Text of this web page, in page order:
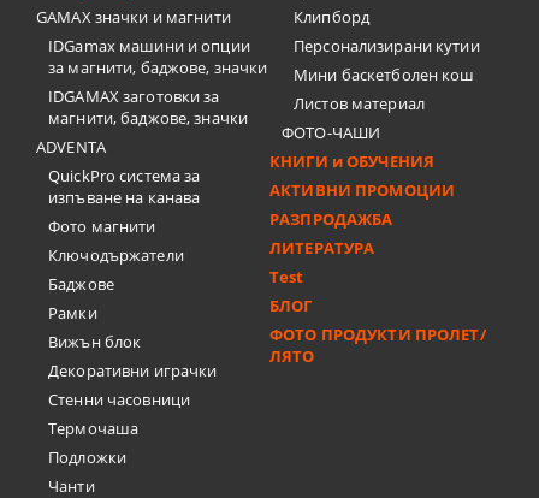
GAMAX значки и магнити
IDGamax машини и опции
за магнити, баджове, значки
IDGAMAX заготовки за
магнити, баджове, значки
ADVENTA
QuickPro система за
изпъване на канава
Фото магнити
Ключодържатели
Баджове
Рамки
Вижън блок
Декоративни играчки
Стенни часовници
Термочашa
Подложки
Чанти
Клипборд
Персонализирани кутии
Мини баскетболен кош
Листов материал
ФОТО-ЧАШИ
КНИГИ и ОБУЧЕНИЯ
АКТИВНИ ПРОМОЦИИ
РАЗПРОДАЖБА
ЛИТЕРАТУРА
Test
БЛОГ
ФОТО ПРОДУКТИ ПРОЛЕТ/
ЛЯТО